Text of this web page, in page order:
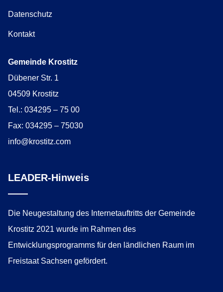
Datenschutz
Kontakt
Gemeinde Krostitz
Dübener Str. 1
04509 Krostitz
Tel.: 034295 – 75 00
Fax: 034295 – 75030
info@krostitz.com
LEADER-Hinweis
Die Neugestaltung des Internetauftritts der Gemeinde
Krostitz 2021 wurde im Rahmen des
Entwicklungsprogramms für den ländlichen Raum im
Freistaat Sachsen gefördert.